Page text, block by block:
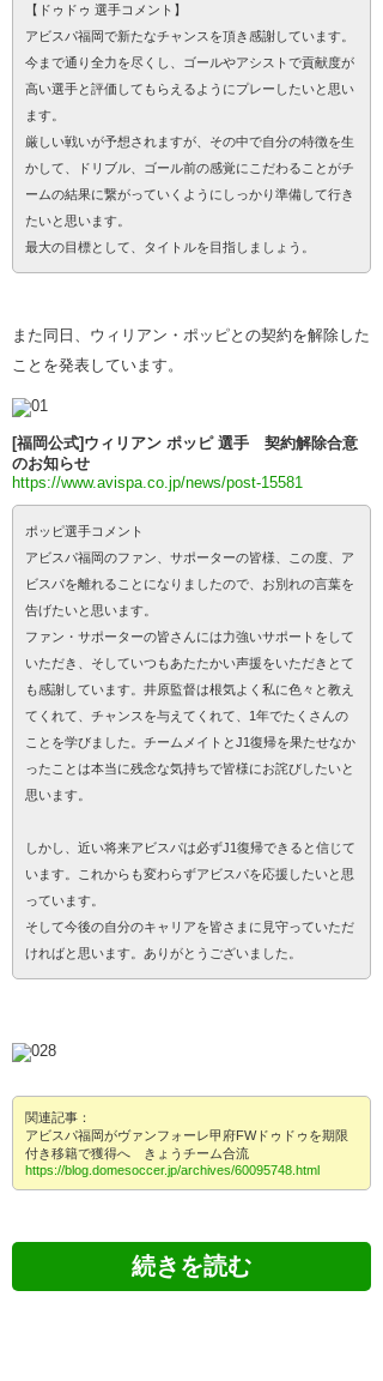
【ドゥドゥ 選手コメント】
アビスパ福岡で新たなチャンスを頂き感謝しています。
今まで通り全力を尽くし、ゴールやアシストで貢献度が
高い選手と評価してもらえるようにプレーしたいと思い
ます。
厳しい戦いが予想されますが、その中で自分の特徴を生
かして、ドリブル、ゴール前の感覚にこだわることがチ
ームの結果に繋がっていくようにしっかり準備して行き
たいと思います。
最大の目標として、タイトルを目指しましょう。
また同日、ウィリアン・ポッピとの契約を解除した
ことを発表しています。
[福岡公式]ウィリアン ポッピ 選手 契約解除合意
のお知らせ
https://www.avispa.co.jp/news/post-15581
ポッピ選手コメント
アビスパ福岡のファン、サポーターの皆様、この度、ア
ビスパを離れることになりましたので、お別れの言葉を
告げたいと思います。
ファン・サポーターの皆さんには力強いサポートをして
いただき、そしていつもあたたかい声援をいただきとて
も感謝しています。井原監督は根気よく私に色々と教え
てくれて、チャンスを与えてくれて、1年でたくさんの
ことを学びました。チームメイトとJ1復帰を果たせなか
ったことは本当に残念な気持ちで皆様にお詫びしたいと
思います。
しかし、近い将来アビスパは必ずJ1復帰できると信じて
います。これからも変わらずアビスパを応援したいと思
っています。
そして今後の自分のキャリアを皆さまに見守っていただ
ければと思います。ありがとうございました。
関連記事：
アビスパ福岡がヴァンフォーレ甲府FWドゥドゥを期限
付き移籍で獲得へ きょうチーム合流
https://blog.domesoccer.jp/archives/60095748.html